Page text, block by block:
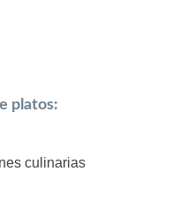
platos:
culinarias